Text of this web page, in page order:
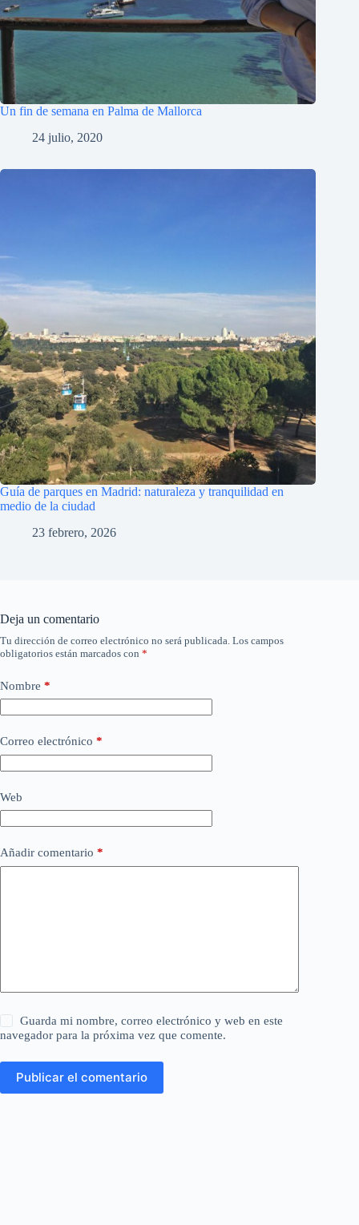
Un fin de semana en Palma de Mallorca
24 julio, 2020
Guía de parques en Madrid: naturaleza y tranquilidad en
medio de la ciudad
23 febrero, 2026
Deja un comentario
Tu dirección de correo electrónico no será publicada. Los campos
obligatorios están marcados con *
Nombre *
Correo electrónico *
Web
Añadir comentario *
Guarda mi nombre, correo electrónico y web en este
navegador para la próxima vez que comente.
Publicar el comentario